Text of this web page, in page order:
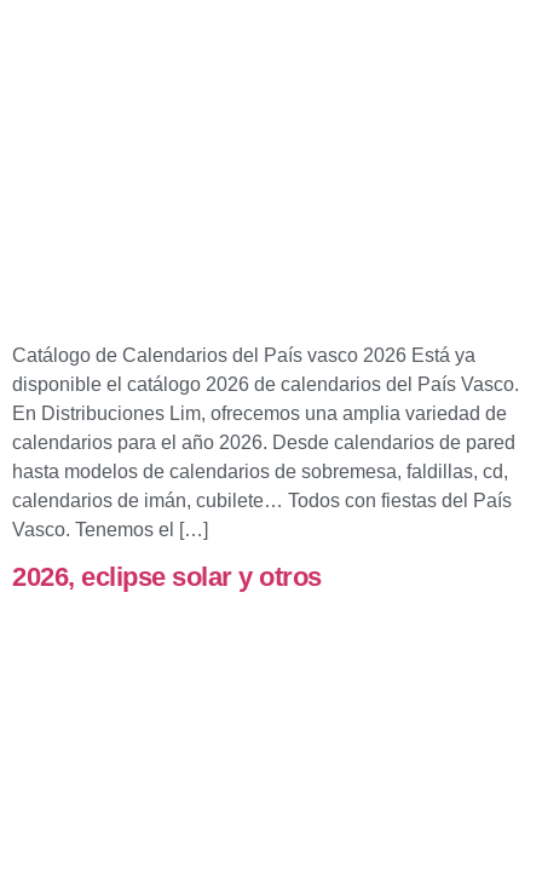
Catálogo de Calendarios del País vasco 2026 Está ya
disponible el catálogo 2026 de calendarios del País Vasco.
En Distribuciones Lim, ofrecemos una amplia variedad de
calendarios para el año 2026. Desde calendarios de pared
hasta modelos de calendarios de sobremesa, faldillas, cd,
calendarios de imán, cubilete… Todos con fiestas del País
Vasco. Tenemos el […]
2026, eclipse solar y otros